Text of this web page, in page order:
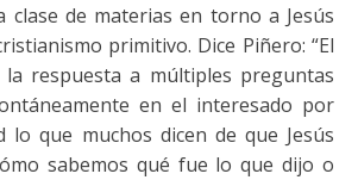
clase de materias en torno a Jesús
primitivo. Dice Piñero: “El
respuesta a múltiples preguntas
en el interesado por
lo que muchos dicen de que Jesús
sabemos qué fue lo que dijo o